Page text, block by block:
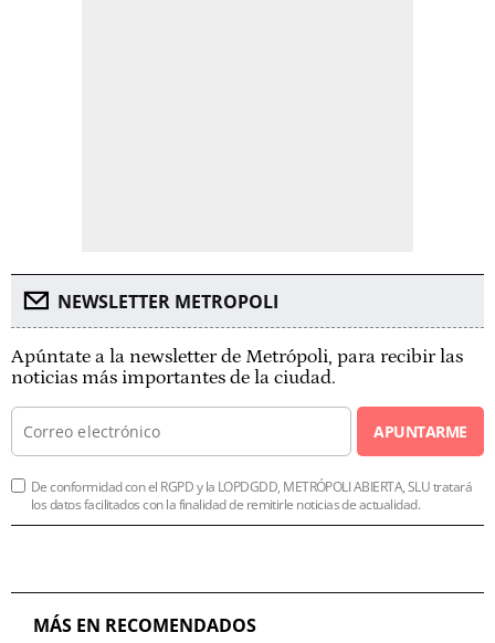
NEWSLETTER METROPOLI
Apúntate a la newsletter de Metrópoli, para recibir las
noticias más importantes de la ciudad.
APUNTARME
De conformidad con el RGPD y la LOPDGDD, METRÓPOLI ABIERTA, SLU tratará
los datos facilitados con la finalidad de remitirle noticias de actualidad.
MÁS EN RECOMENDADOS